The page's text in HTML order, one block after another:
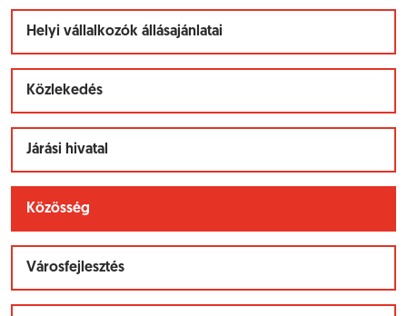
Helyi vállalkozók állásajánlatai
Közlekedés
Járási hivatal
Közösség
Városfejlesztés